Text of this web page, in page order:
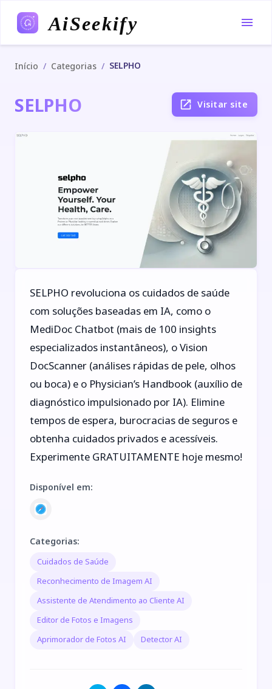
AiSeekify
Início / Categorias / SELPHO
SELPHO Visitar site
SELPHO revoluciona os cuidados de saúde
com soluções baseadas em IA, como o
MediDoc Chatbot (mais de 100 insights
especializados instantâneos), o Vision
DocScanner (análises rápidas de pele, olhos
ou boca) e o Physician’s Handbook (auxílio de
diagnóstico impulsionado por IA). Elimine
tempos de espera, burocracias de seguros e
obtenha cuidados privados e acessíveis.
Experimente GRATUITAMENTE hoje mesmo!
Disponível em:
Categorias:
Cuidados de Saúde
Reconhecimento de Imagem AI
Assistente de Atendimento ao Cliente AI
Editor de Fotos e Imagens
Aprimorador de Fotos AI
Detector AI